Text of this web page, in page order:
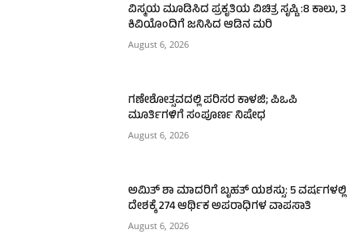
ವಿಸ್ಮಯ ಮೂಡಿಸಿದ ಪ್ರಕೃತಿಯ ವಿಚಿತ್ರ ಸೃಷ್ಟಿ :8 ಕಾಲು, 3
ಕಿವಿಯೊಂದಿಗೆ ಜನಿಸಿದ ಆಡಿನ ಮರಿ
August 6, 2026
ಗಣೇಶೋತ್ಸವದಲ್ಲಿ ಪರಿಸರ ಕಾಳಜಿ; ಪಿಒಪಿ
ಮೂರ್ತಿಗಳಿಗೆ ಸಂಪೂರ್ಣ ನಿಷೇಧ
August 6, 2026
ಅಮಿತ್ ಶಾ ಮಾದರಿಗೆ ಬೃಹತ್ ಯಶಸ್ಸು: 5 ವರ್ಷಗಳಲ್ಲಿ
ದೇಶಕ್ಕೆ 274 ಆರ್ಥಿಕ ಅಪರಾಧಿಗಳ ವಾಪಸಾತಿ
August 6, 2026